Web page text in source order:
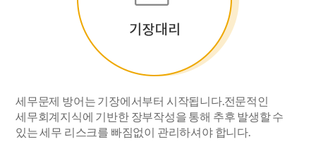
세무문제 방어는 기장에서부터 시작됩니다.전문적인
세무회계지식에 기반한 장부작성을 통해 추후 발생할 수
있는 세무 리스크를 빠짐없이 관리하셔야 합니다.